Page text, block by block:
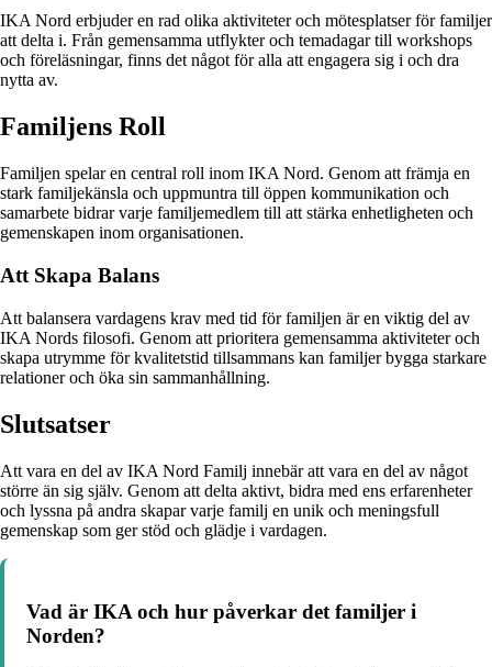
IKA Nord erbjuder en rad olika aktiviteter och mötesplatser för familjer
att delta i. Från gemensamma utflykter och temadagar till workshops
och föreläsningar, finns det något för alla att engagera sig i och dra
nytta av.
Familjens Roll
Familjen spelar en central roll inom IKA Nord. Genom att främja en
stark familjekänsla och uppmuntra till öppen kommunikation och
samarbete bidrar varje familjemedlem till att stärka enhetligheten och
gemenskapen inom organisationen.
Att Skapa Balans
Att balansera vardagens krav med tid för familjen är en viktig del av
IKA Nords filosofi. Genom att prioritera gemensamma aktiviteter och
skapa utrymme för kvalitetstid tillsammans kan familjer bygga starkare
relationer och öka sin sammanhållning.
Slutsatser
Att vara en del av IKA Nord Familj innebär att vara en del av något
större än sig själv. Genom att delta aktivt, bidra med ens erfarenheter
och lyssna på andra skapar varje familj en unik och meningsfull
gemenskap som ger stöd och glädje i vardagen.
Vad är IKA och hur påverkar det familjer i
Norden?